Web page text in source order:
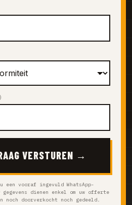
VERSTUREN →
een vooraf ingevuld WhatsApp-
gegevens dienen enkel om uw offerte
doorverkocht noch gedeeld.